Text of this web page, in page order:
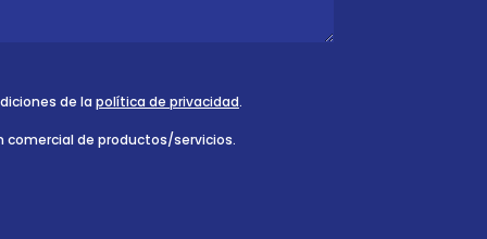
de la política de privacidad.
comercial de productos/servicios.